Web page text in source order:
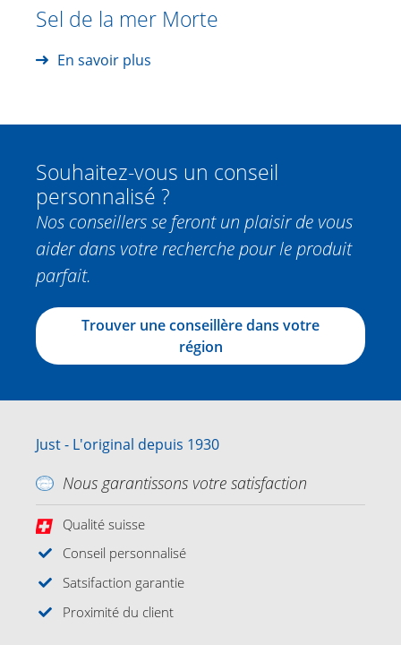
Sel de la mer Morte
En savoir plus
Souhaitez-vous un conseil
personnalisé ?
Nos conseillers se feront un plaisir de vous
aider dans votre recherche pour le produit
parfait.
Trouver une conseillère dans votre
région
Just - L'original depuis 1930
Nous garantissons votre satisfaction
Qualité suisse
Conseil personnalisé
Satsifaction garantie
Proximité du client